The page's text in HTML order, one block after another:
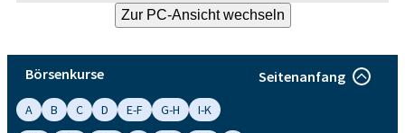
Börsenkurse Seitenanfang
A B C D E-F G-H
I-K